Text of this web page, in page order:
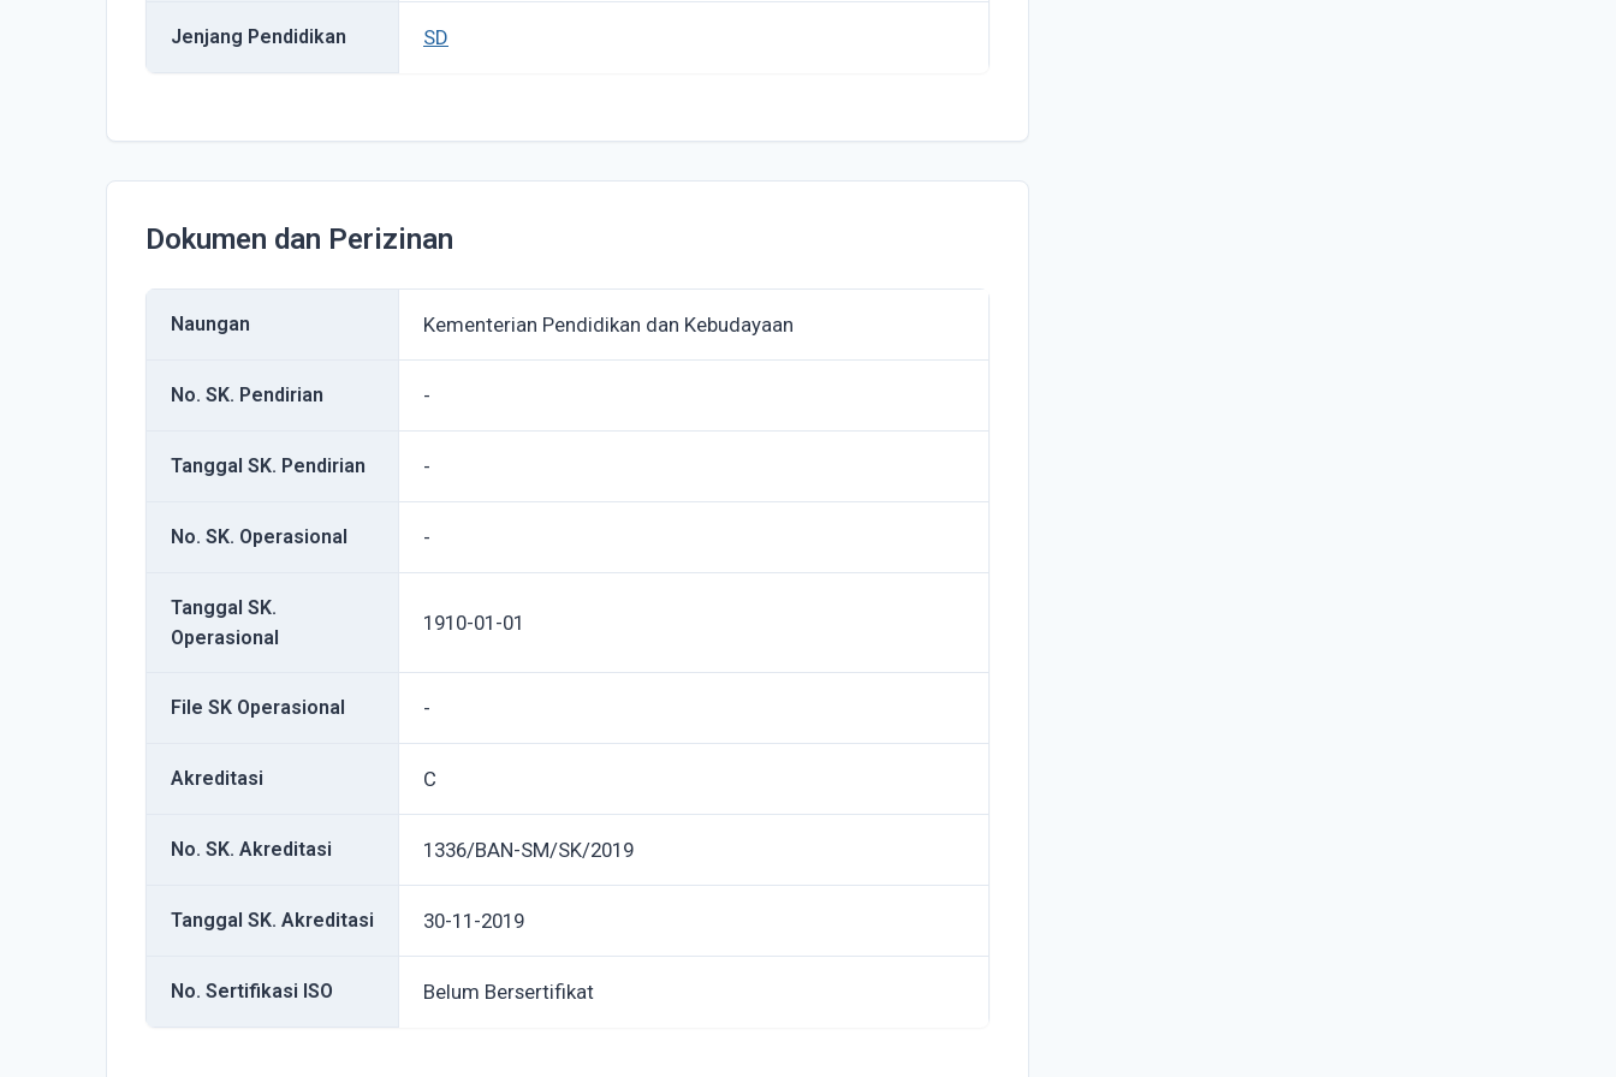
Jenjang Pendidikan SD
Dokumen dan Perizinan
Naungan Kementerian Pendidikan dan Kebudayaan
No. SK. Pendirian -
Tanggal SK. Pendirian -
No. SK. Operasional -
Tanggal SK.
Operasional
1910-01-01
File SK Operasional -
Akreditasi C
No. SK. Akreditasi 1336/BAN-SM/SK/2019
Tanggal SK. Akreditasi 30-11-2019
No. Sertifikasi ISO Belum Bersertifikat